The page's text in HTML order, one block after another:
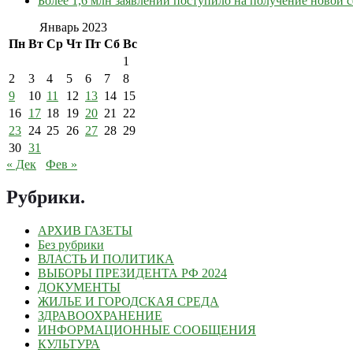
Январь 2023
Пн Вт Ср Чт Пт Сб Вс
1
2
3 4 5 6 7
8
9
10 11 12 13 14 15
16 17 18 19 20 21
22
23 24 25 26 27 28 29
30 31
« Дек
Фев »
Рубрики.
АРХИВ ГАЗЕТЫ
Без рубрики
ВЛАСТЬ И ПОЛИТИКА
ВЫБОРЫ ПРЕЗИДЕНТА РФ 2024
ДОКУМЕНТЫ
ЖИЛЬЕ И ГОРОДСКАЯ СРЕДА
ЗДРАВООХРАНЕНИЕ
ИНФОРМАЦИОННЫЕ СООБЩЕНИЯ
КУЛЬТУРА